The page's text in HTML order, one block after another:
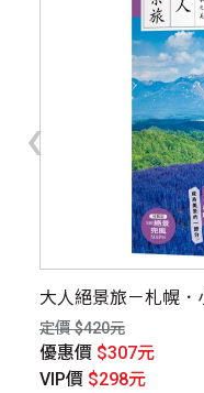
大人絕景旅－札幌
定價 $420元
優惠價 $307元
VIP價 $298元
‹